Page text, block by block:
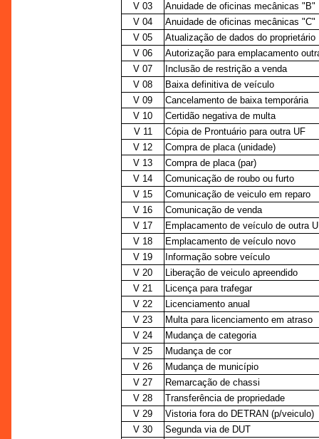
V 03
Anuidade de oficinas mecânicas "B"
V 04
Anuidade de oficinas mecânicas "C"
V 05
Atualização de dados do proprietário
V 06
Autorização para emplacamento
V 07
Inclusão de restrição a venda
V 08
Baixa definitiva de veículo
V 09
Cancelamento de baixa temporária
V 10
Certidão negativa de multa
V 11
Cópia de Prontuário para outra UF
V 12
Compra de placa (unidade)
V 13
Compra de placa (par)
V 14
Comunicação de roubo ou furto
V 15
Comunicação de veiculo em reparo
V 16
Comunicação de venda
V 17
Emplacamento de veículo de outra
V 18
Emplacamento de veículo novo
V 19
Informação sobre veículo
V 20
Liberação de veiculo apreendido
V 21
Licença para trafegar
V 22
Licenciamento anual
V 23
Multa para licenciamento em atraso
V 24
Mudança de categoria
V 25
Mudança de cor
V 26
Mudança de município
V 27
Remarcação de chassi
V 28
Transferência de propriedade
V 29
Vistoria fora do DETRAN (p/veiculo)
V 30
Segunda via de DUT